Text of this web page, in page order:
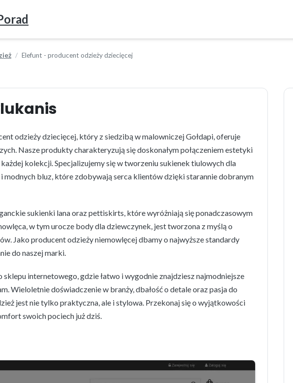
Elefunt - producent odzieży dziecięcej
odzieży dziecięcej, który z siedzibą w malowniczej Gołdapi, oferuje
Nasze produkty charakteryzują się doskonałym połączeniem estetyki
kolekcji. Specjalizujemy się w tworzeniu sukienek tiulowych dla
modnych bluz, które zdobywają serca klientów dzięki starannie dobranym
sukienki lana oraz pettiskirts, które wyróżniają się ponadczasowym
w tym urocze body dla dziewczynek, jest tworzona z myślą o
Jako producent odzieży niemowlęcej dbamy o najwyższe standardy
do naszej marki.
sklepu internetowego, gdzie łatwo i wygodnie znajdziesz najmodniejsze
Wieloletnie doświadczenie w branży, dbałość o detale oraz pasja do
jest nie tylko praktyczna, ale i stylowa. Przekonaj się o wyjątkowości
swoich pociech już dziś.